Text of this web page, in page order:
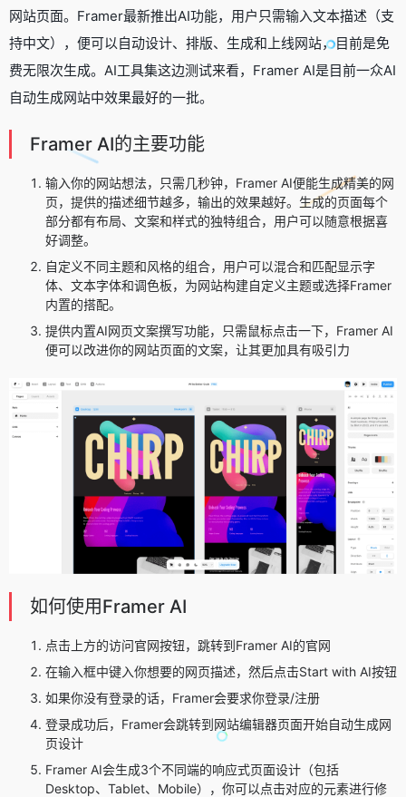
网站页面。Framer最新推出AI功能，用户只需输入文本描述（支
持中文），便可以自动设计、排版、生成和上线网站，目前是免
费无限次生成。AI工具集这边测试来看，Framer AI是目前一众AI
自动生成网站中效果最好的一批。
Framer AI的主要功能
输入你的网站想法，只需几秒钟，Framer AI便能生成精美的网
页，提供的描述细节越多，输出的效果越好。生成的页面每个
部分都有布局、文案和样式的独特组合，用户可以随意根据喜
好调整。
自定义不同主题和风格的组合，用户可以混合和匹配显示字
体、文本字体和调色板，为网站构建自定义主题或选择Framer
内置的搭配。
提供内置AI网页文案撰写功能，只需鼠标点击一下，Framer AI
便可以改进你的网站页面的文案，让其更加具有吸引力
如何使用Framer AI
点击上方的访问官网按钮，跳转到Framer AI的官网
在输入框中键入你想要的网页描述，然后点击Start with AI按钮
如果你没有登录的话，Framer会要求你登录/注册
登录成功后，Framer会跳转到网站编辑器页面开始自动生成网
页设计
Framer AI会生成3个不同端的响应式页面设计（包括
Desktop、Tablet、Mobile），你可以点击对应的元素进行修